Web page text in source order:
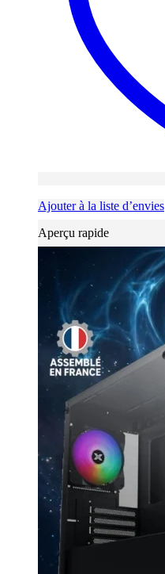
Ajouter à la liste d’envies
Aperçu rapide